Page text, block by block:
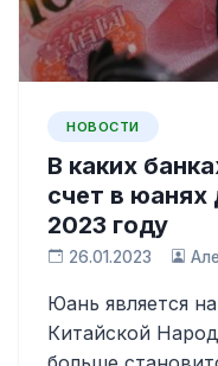
НОВОСТИ
В каких
счет в юанях
2023 году
26.01.2023
Юань является
Китайской